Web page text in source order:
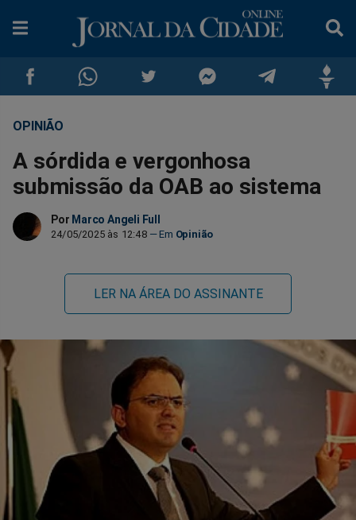
Compartilhar
no
Facebook
Compartilhar
no
Whatsapp
no
Twitter
no
OPINIÃO
A sórdida e vergonhosa
submissão da OAB ao sistema
Por Marco Angeli Full
24/05/2025 às 12:48 Opinião
LER NA ÁREA DO ASSINANTE